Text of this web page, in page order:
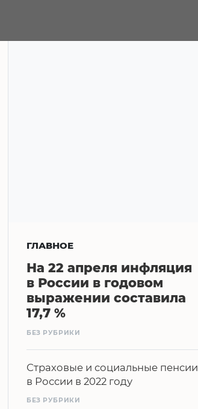
ГЛАВНОЕ
На 22 апреля инфляция
в России в годовом
выражении составила
17,7 %
БЕЗ РУБРИКИ
Страховые и социальные пенсии
в России в 2022 году
БЕЗ РУБРИКИ